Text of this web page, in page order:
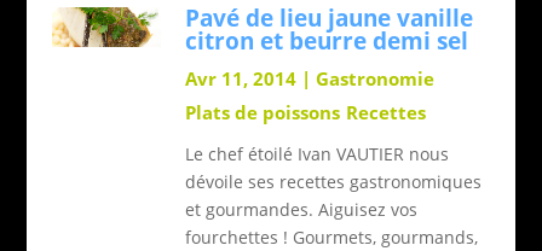
Pavé de lieu jaune vanille
citron et beurre demi sel
Avr 11, 2014 |Gastronomie
Plats de poissons Recettes
Le chef étoilé Ivan VAUTIER nous
dévoile ses recettes gastronomiques
et gourmandes. Aiguisez vos
fourchettes ! Gourmets, gourmands,